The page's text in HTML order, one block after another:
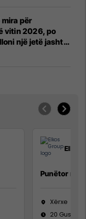
për
vitin 2026, po
një jetë jashtë
Elkos
Punëtor në
Xërxe
20 Gusht